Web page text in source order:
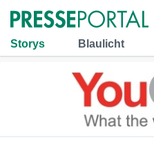
Storys Blaulicht